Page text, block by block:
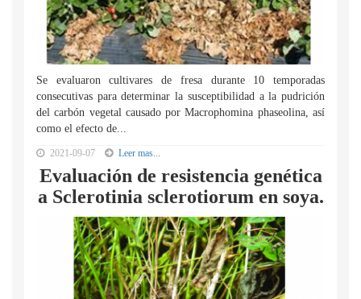
Se evaluaron cultivares de fresa durante 10 temporadas
consecutivas para determinar la susceptibilidad a la pudrición
del carbón vegetal causado por Macrophomina phaseolina, así
como el efecto de...
2021-09-07 Leer mas...
Evaluación de resistencia genética
a Sclerotinia sclerotiorum en soya.